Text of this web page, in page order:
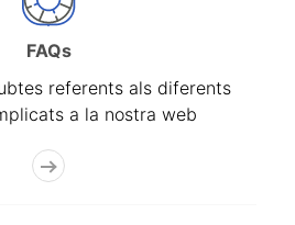
FAQs
referents als diferents
a la nostra web